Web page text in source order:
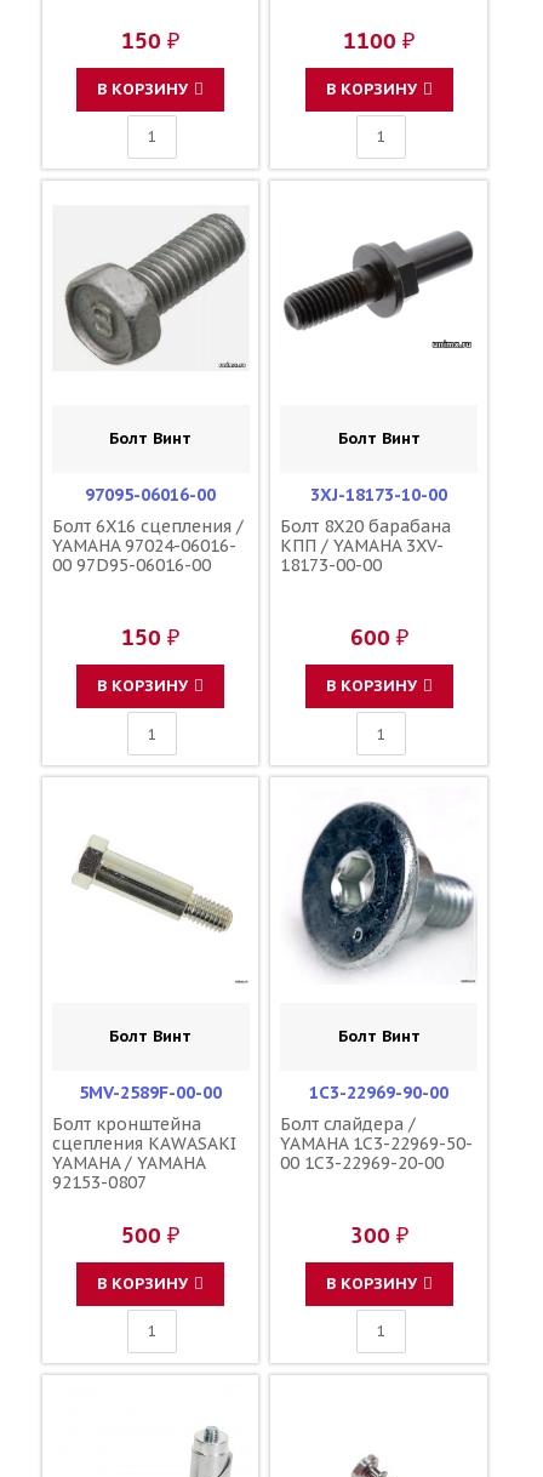
150 ₽
В КОРЗИНУ
1100 ₽
В КОРЗИНУ
Болт Винт
97095-06016-00
Болт 6X16 сцепления /
YAMAHA 97024-06016-
00 97D95-06016-00
150 ₽
В КОРЗИНУ
Болт Винт
3XJ-18173-10-00
Болт 8X20 барабана
КПП / YAMAHA 3XV-
18173-00-00
600 ₽
В КОРЗИНУ
Болт Винт
5MV-2589F-00-00
Болт кронштейна
сцепления KAWASAKI
YAMAHA / YAMAHA
92153-0807
500 ₽
В КОРЗИНУ
Болт Винт
1C3-22969-90-00
Болт слайдера /
YAMAHA 1C3-22969-50-
00 1C3-22969-20-00
300 ₽
В КОРЗИНУ